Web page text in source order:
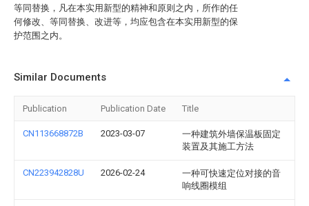
等同替换，凡在本实用新型的精神和原则之内，所作的任
何修改、等同替换、改进等，均应包含在本实用新型的保
护范围之内。
Similar Documents
Publication Publication Date Title
CN113668872B 2023-03-07
一种建筑外墙保温板固定
装置及其施工方法
CN223942828U 2026-02-24
一种可快速定位对接的音
响线圈模组